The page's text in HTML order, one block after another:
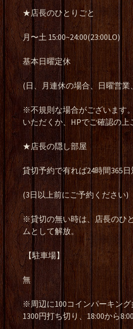
★店長のひとりごと
月〜土 15:00~24:00(23:00LO)
基本日曜定休
(日、月連休の場合、日曜営業
※不規則な場合がございます
いただくか、HPでご確認の上
★店長の隠し部屋
貸切予約で有れば24時間365
(3日以上前にご予約ください)
※貸切の無い時は、店長のひ
ムとして解放。
【駐車場】
無
※周辺に100コインパーキン
1300円打ち切り、18:00から